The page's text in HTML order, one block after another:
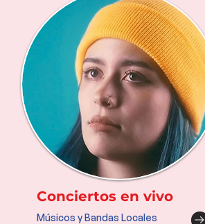
Conciertos en vivo
Músicos y Bandas Locales